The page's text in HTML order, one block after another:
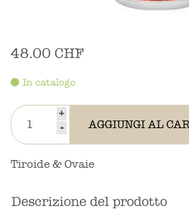
48.00 CHF
In catalogo
+
-
AGGIUNGI AL
Tiroide & Ovaie
Descrizione del prodotto